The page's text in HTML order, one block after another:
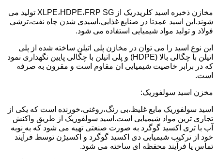
مخازن ذخیره اسید کلریدریک از XLPE،HDPE،FRP SG تولید می
شوند.این اسید عمدتا در صنایع غذایی،اسیدی شدن چاه نفت،ترشی
فولاد و تولید مواد شیمیایی استفاده می شود.
این نوع اسید را می توان در مخازن پلی اتیلن ساخته شده از پلی
اتیلن با چگالی بالا (HDPE) و پلی اتیلن با چگالی پایین نگهداری نمود
که در برابر خاصیت شیمیایی ان مقاوم است و مقرون به صرفه
است.
مخزن اسید سولفوریک:
اسید سولفوریک مایع غلیظ،بی رنگ،روغنی،خورنده است که یکی از
تجاری ترین مواد شیمیایی است.اسید سولفوریک از طریق واکنش
آب با تری اکسید گوگرد به صورت صنعتی تهیه می شود که به نوبه
خود از ترکیب شیمیایی دی اکسید گوگرد و اکسیژن توسط فرآیند
تماس یا فرآیند محفظه ای ساخته می شود.